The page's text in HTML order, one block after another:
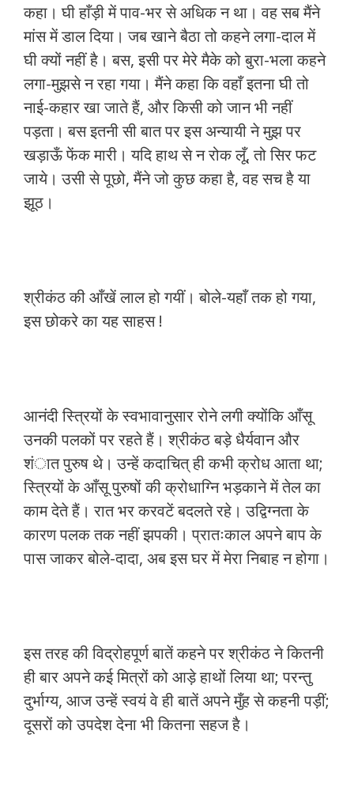
कहा। घी हाँड़ी में पाव-भर से अधिक न था। वह सब मैंने
मांस में डाल दिया। जब खाने बैठा तो कहने लगा-दाल में
घी क्यों नहीं है। बस, इसी पर मेरे मैके को बुरा-भला कहने
लगा-मुझसे न रहा गया। मैंने कहा कि वहाँ इतना घी तो
नाई-कहार खा जाते हैं, और किसी को जान भी नहीं
पड़ता। बस इतनी सी बात पर इस अन्यायी ने मुझ पर
खड़ाऊँ फेंक मारी। यदि हाथ से न रोक लूँ, तो सिर फट
जाये। उसी से पूछो, मैंने जो कुछ कहा है, वह सच है या
झूठ।
श्रीकंठ की आँखें लाल हो गयीं। बोले-यहाँ तक हो गया,
इस छोकरे का यह साहस !
आनंदी स्त्रियों के स्वभावानुसार रोने लगी क्योंकि आँसू
उनकी पलकों पर रहते हैं। श्रीकंठ बड़े धैर्यवान और
शंात पुरुष थे। उन्हें कदाचित् ही कभी क्रोध आता था;
स्त्रियों के आँसू पुरुषों की क्रोधाग्नि भड़काने में तेल का
काम देते हैं। रात भर करवटें बदलते रहे। उद्विग्नता के
कारण पलक तक नहीं झपकी। प्रातःकाल अपने बाप के
पास जाकर बोले-दादा, अब इस घर में मेरा निबाह न होगा।
इस तरह की विद्रोहपूर्ण बातें कहने पर श्रीकंठ ने कितनी
ही बार अपने कई मित्रों को आड़े हाथों लिया था; परन्तु
दुर्भाग्य, आज उन्हें स्वयं वे ही बातें अपने मुँह से कहनी पड़ीं;
दूसरों को उपदेश देना भी कितना सहज है।